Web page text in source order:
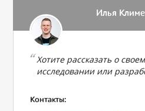
Илья
Хотите рассказать о
исследовании или
Контакты: